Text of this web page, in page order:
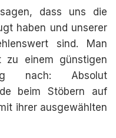
dass uns die
haben und unserer
sind. Man
zu einem günstigen
nach: Absolut
beim Stöbern auf
ihrer ausgewählten